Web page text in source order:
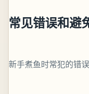
常见错误和避
新手煮鱼时常犯的错误